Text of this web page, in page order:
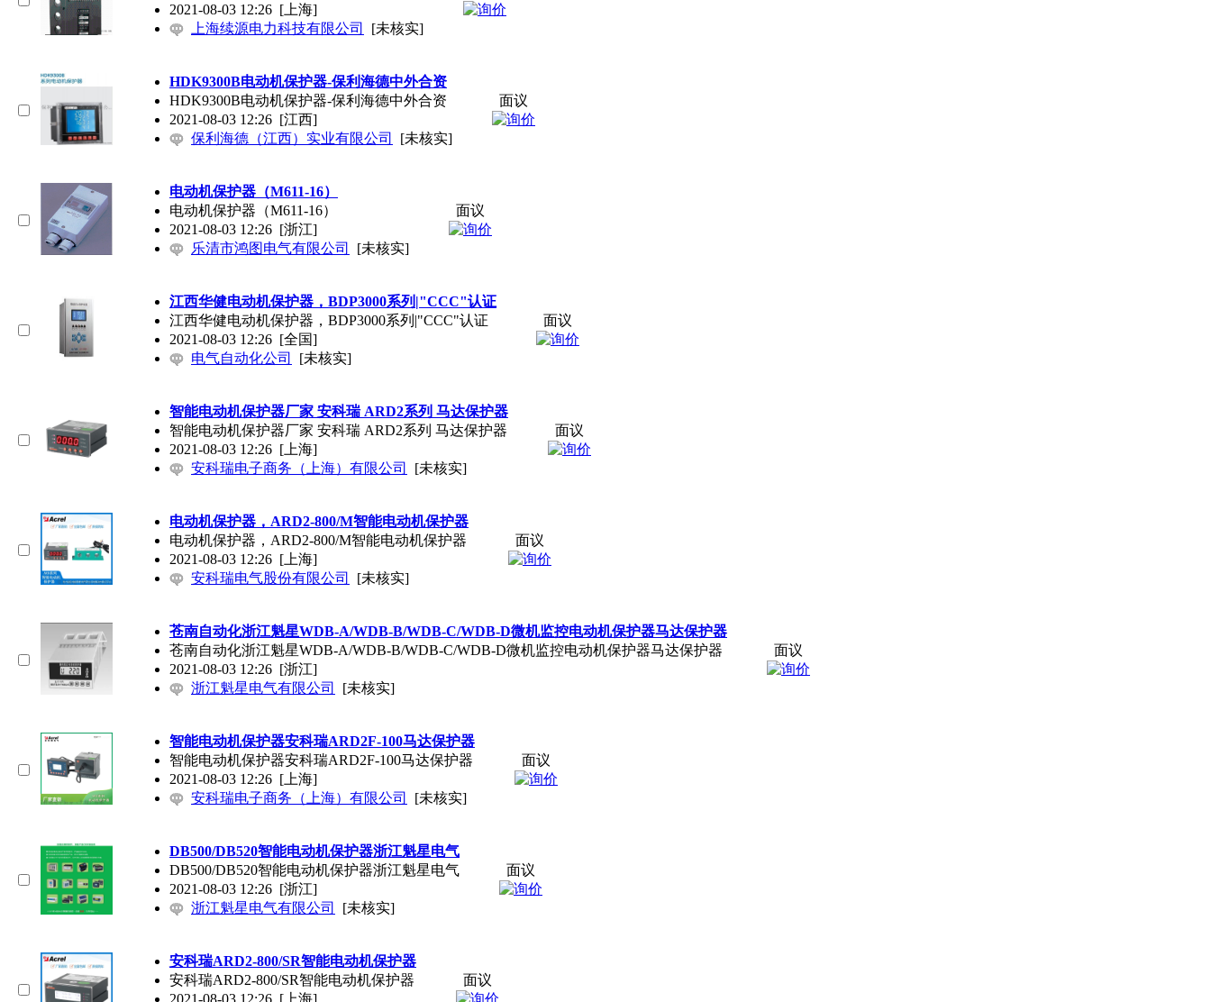
2021-08-03 12:26 [上海]
上海续源电力科技有限公司
[未核实]
HDK9300B电动机保护器-保利海德中外合资
HDK9300B电动机保护器-保利海德中外合资
2021-08-03 12:26 [江西]
保利海德（江西）实业有限公司
[未核实]
面议
电动机保护器（M611-16）
电动机保护器（M611-16）
2021-08-03 12:26 [浙江]
乐清市鸿图电气有限公司
[未核实]
面议
江西华健电动机保护器，BDP3000系列|"CCC"认证
江西华健电动机保护器，BDP3000系列|"CCC"认证
2021-08-03 12:26 [全国]
电气自动化公司
[未核实]
面议
智能电动机保护器厂家 安科瑞 ARD2系列 马达保护器
智能电动机保护器厂家 安科瑞 ARD2系列 马达保护器
2021-08-03 12:26 [上海]
安科瑞电子商务（上海）有限公司
[未核实]
面议
电动机保护器，ARD2-800/M智能电动机保护器
电动机保护器，ARD2-800/M智能电动机保护器
2021-08-03 12:26 [上海]
安科瑞电气股份有限公司
[未核实]
面议
苍南自动化浙江魁星WDB-A/WDB-B/WDB-C/WDB-D微机监控电动机保护器马达保护器
苍南自动化浙江魁星WDB-A/WDB-B/WDB-C/WDB-D微机监控电动机保护器马达保护器
2021-08-03 12:26 [浙江]
浙江魁星电气有限公司
[未核实]
面议
智能电动机保护器安科瑞ARD2F-100马达保护器
智能电动机保护器安科瑞ARD2F-100马达保护器
2021-08-03 12:26 [上海]
安科瑞电子商务（上海）有限公司
[未核实]
面议
DB500/DB520智能电动机保护器浙江魁星电气
DB500/DB520智能电动机保护器浙江魁星电气
2021-08-03 12:26 [浙江]
浙江魁星电气有限公司
[未核实]
面议
安科瑞ARD2-800/SR智能电动机保护器
安科瑞ARD2-800/SR智能电动机保护器
2021-08-03 12:26 [上海]
面议